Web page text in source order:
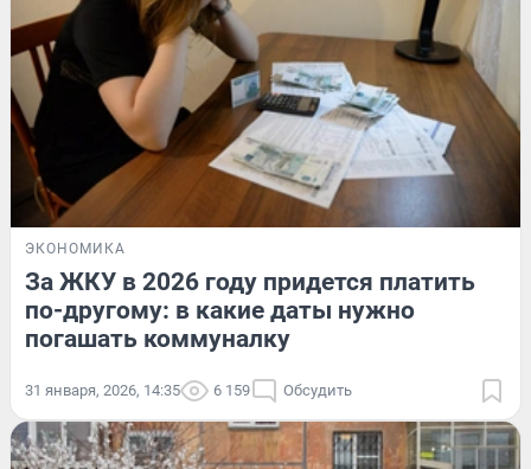
ЭКОНОМИКА
За ЖКУ в 2026 году придется платить
по-другому: в какие даты нужно
погашать коммуналку
31 января, 2026, 14:35 6 159 Обсудить